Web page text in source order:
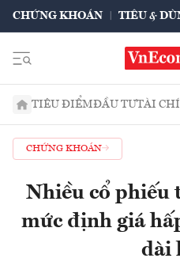
CHỨNG KHOÁN TIÊU &
TIÊU ĐIỂMĐẦU TƯTÀI
CHỨNG KHOÁN
Nhiều cổ phiếu
mức định giá
dài